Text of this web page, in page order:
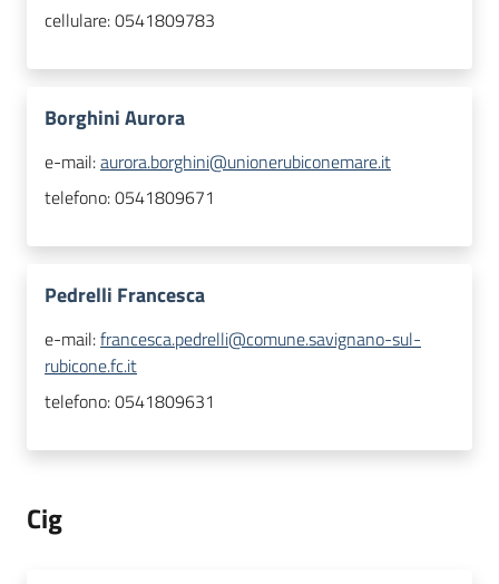
cellulare:0541809783
Borghini Aurora
e-mail:aurora.borghini@unionerubiconemare.it
telefono:0541809671
Pedrelli Francesca
e-mail:francesca.pedrelli@comune.savignano-sul-
rubicone.fc.it
telefono:0541809631
Cig